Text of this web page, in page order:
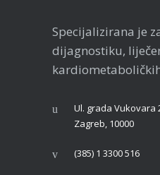
Specijalizirana je
dijagnostiku,
Ul. grada Vukovara
Zagreb, 10000
(385) 1 3300 516